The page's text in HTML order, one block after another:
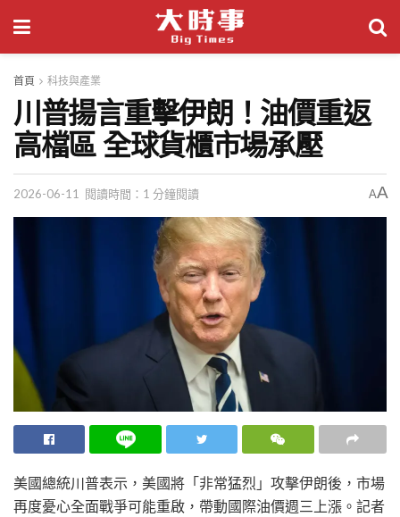
首頁 科技與產業
川普揚言重擊伊朗！油價重返
高檔區 全球貨櫃市場承壓
2026-06-11 閱讀時間：1 分鐘閱讀 AA
美國總統川普表示，美國將「非常猛烈」攻擊伊朗後，市場
再度憂心全面戰爭可能重啟，帶動國際油價週三上漲。 記者